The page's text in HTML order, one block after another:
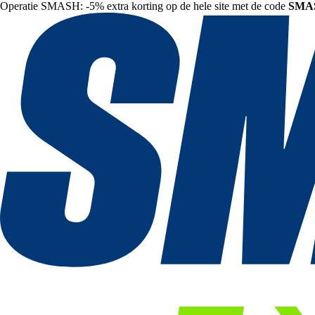
Operatie SMASH: -5% extra korting op de hele site met de code